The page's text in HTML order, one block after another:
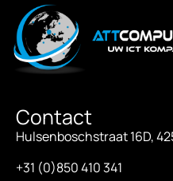
Contact
Hulsenboschstraat 16D,
+31 (0)850 410 341